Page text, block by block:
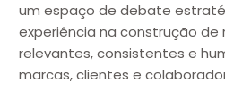
um espaço de debate
experiência na construção de
relevantes, consistentes e
marcas, clientes e